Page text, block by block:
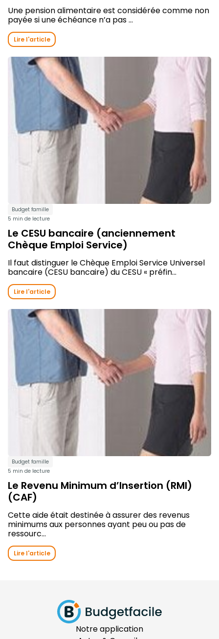
Une pension alimentaire est considérée comme non
payée si une échéance n’a pas ...
Lire l'article
Budget famille
5 min de lecture
Le CESU bancaire (anciennement
Chèque Emploi Service)
Il faut distinguer le Chèque Emploi Service Universel
bancaire (CESU bancaire) du CESU « préfin...
Lire l'article
Budget famille
5 min de lecture
Le Revenu Minimum d’Insertion (RMI)
(CAF)
Cette aide était destinée à assurer des revenus
minimums aux personnes ayant peu ou pas de
ressourc...
Lire l'article
Notre application